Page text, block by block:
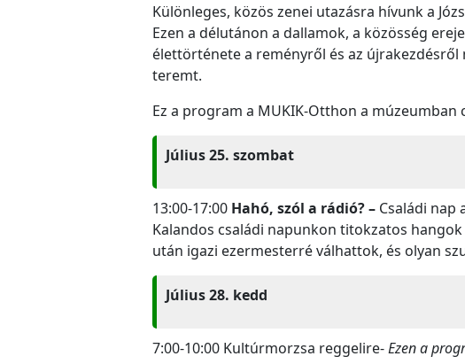
Különleges, közös zenei utazásra hívunk a
Ezen a délutánon a dallamok, a közösség
élettörténete a reményről és az
teremt.
Ez a program a MUKIK-Otthon a múzeumban
Július 25. szombat
13:00-17:00 Hahó, szól a rádió? – Családi nap
Kalandos családi napunkon titokzatos
után igazi ezermesterré válhattok, és olyan
Július 28. kedd
7:00-10:00 Kultúrmorzsa reggelire-Ezen a